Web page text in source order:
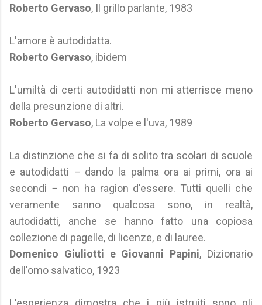
Roberto Gervaso, Il grillo parlante, 1983
L'amore è autodidatta.
Roberto Gervaso, ibidem
L'umiltà di certi autodidatti non mi atterrisce meno
della presunzione di altri.
Roberto Gervaso, La volpe e l'uva, 1989
La distinzione che si fa di solito tra scolari di scuole
e autodidatti − dando la palma ora ai primi, ora ai
secondi − non ha ragion d'essere. Tutti quelli che
veramente sanno qualcosa sono, in realtà,
autodidatti, anche se hanno fatto una copiosa
collezione di pagelle, di licenze, e di lauree.
Domenico Giuliotti e Giovanni Papini, Dizionario
dell'omo salvatico, 1923